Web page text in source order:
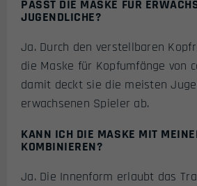
PASST DIE MASKE FÜR
JUGENDLICHE?
Ja. Durch den verstellbaren
die Maske für Kopfumfänge von
damit deckt sie die meisten
erwachsenen Spieler ab.
KANN ICH DIE MASKE MIT
KOMBINIEREN?
Ja. Die Innenform erlaubt das